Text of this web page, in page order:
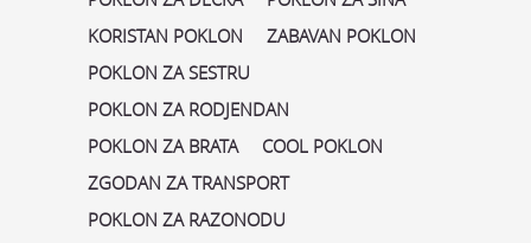
KORISTAN POKLON
ZABAVAN POKLON
POKLON ZA SESTRU
POKLON ZA RODJENDAN
POKLON ZA BRATA
COOL POKLON
ZGODAN ZA TRANSPORT
POKLON ZA RAZONODU